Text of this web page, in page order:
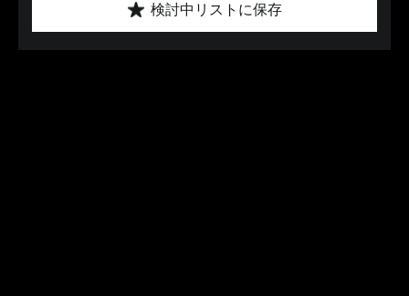
検討中リストに保存